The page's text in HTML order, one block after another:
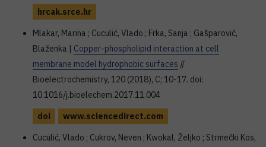
hrcak.srce.hr
Mlakar, Marina ; Cuculić, Vlado ; Frka, Sanja ; Gašparović,
Blaženka | Copper-phospholipid interaction at cell
membrane model hydrophobic surfaces //
Bioelectrochemistry, 120 (2018), C; 10-17. doi:
10.1016/j.bioelechem.2017.11.004
doi
www.sciencedirect.com
Cuculić, Vlado ; Cukrov, Neven ; Kwokal, Željko ; Strmečki Kos,